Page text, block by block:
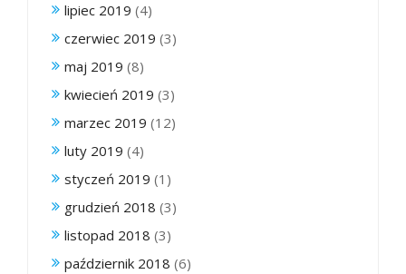
lipiec 2019 (4)
czerwiec 2019 (3)
maj 2019 (8)
kwiecień 2019 (3)
marzec 2019 (12)
luty 2019 (4)
styczeń 2019 (1)
grudzień 2018 (3)
listopad 2018 (3)
październik 2018 (6)